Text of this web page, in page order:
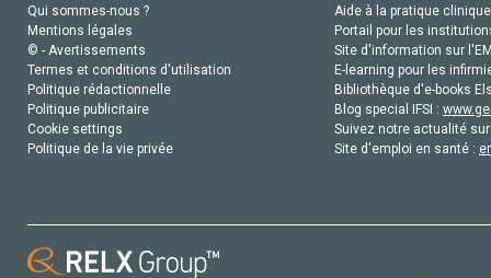
Qui sommes-nous ?
Mentions légales
© - Avertissements
Termes et conditions d'utilisation
Politique rédactionnelle
Politique publicitaire
Cookie settings
Politique de la vie privée
Aide à la pratique
Portail pour les
Site d'information sur
E-learning pour les
Bibliothèque d'e-books
Blog special IFSI :
Suivez notre actualité
Site d'emploi en santé :